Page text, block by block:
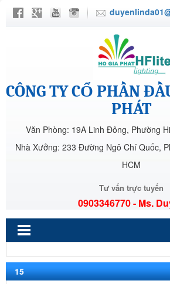
CÔNG TY CỔ PHẦN
PHÁT
Văn Phòng: 19A Linh Đông, Phường
Nhà Xưởng: 233 Đường Ngô Chí Quốc,
HCM
Tư vấn trực tuyến
0903346770 - Ms.
15